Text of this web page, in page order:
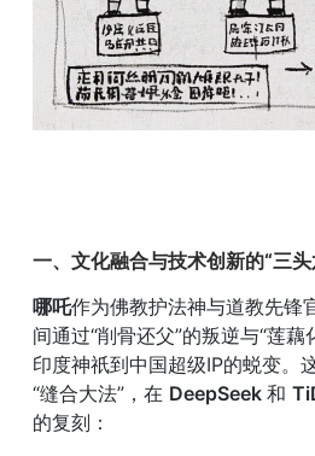
一、文化融合与技术创新的“三头
哪吒作为佛教护法神与道教先锋
间通过“削骨还父”的叛逆与“莲
印度神祇到中国超级IP的蜕变。
“缝合大法”，在 DeepSeek 和
的复刻：